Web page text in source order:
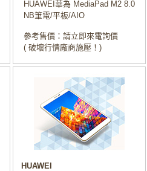
HUAWEI華為 MediaPad M2 8.0
NB筆電/平板/AIO
參考售價：請立即來電詢價
( 破壞行情廠商施壓！)
HUAWEI